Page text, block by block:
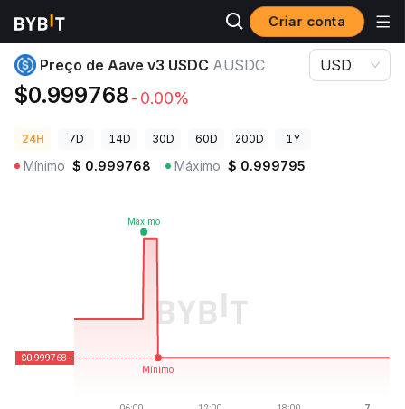
Criar conta
Preços de Criptomoedas Preço de Aave v3 USDC AUSDC
Preço de Aave v3 USDC AUSDC
$0.999768-0.00%
USD
24H 7D 14D 30D 60D 200D 1Y
Mínimo $ 0.999768 Máximo $ 0.999795